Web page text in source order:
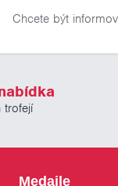
Chcete být
trofejí
Medaile